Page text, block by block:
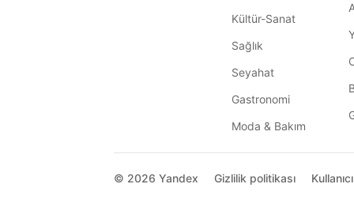
Kültür-Sanat
Sağlık
Seyahat
Gastronomi
Moda & Bakım
© 2026 Yandex Gizlilik politikası